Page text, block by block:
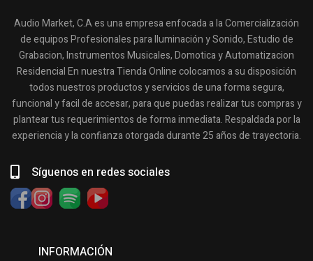
Audio Market, C.A es una empresa enfocada a la Comercialización
de equipos Profesionales para Iluminación y Sonido, Estudio de
Grabacion, Instrumentos Musicales, Domotica y Automatizacion
Residencial En nuestra Tienda Online colocamos a su disposición
todos nuestros productos y servicios de una forma segura,
funcional y facil de accesar, para que puedas realizar tus compras y
plantear tus requerimientos de forma inmediata. Respaldada por la
experiencia y la confianza otorgada durante 25 años de trayectoria.
Síguenos en redes sociales
INFORMACIÓN